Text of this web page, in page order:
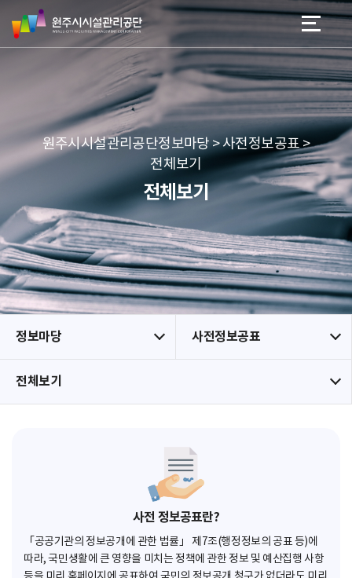
네
본문 바로가기
메뉴 바로가기
원
주
시
리
공
단
원주시시설관리공단정보마당 > 사전정보공표 >
전체보기
전체보기
정보마당 사전정보공표
전체보기
사전 정보공표란?
「공공기관의 정보공개에 관한 법률」 제7조(행정정보의 공표 등)에
따라, 국민생활에 큰 영향을 미치는 정책에 관한 정보 및 예산집행 사항